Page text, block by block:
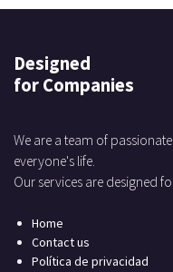
Designed
for Companies
We are a team of
everyone's life.
Our services are designed
Home
Contact us
Política de privacidad